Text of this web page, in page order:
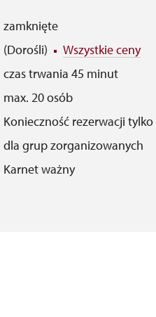
zamknięte
(Dorośli)
Wszystkie ceny
czas trwania 45 minut
max. 20 osób
Konieczność rezerwacji tylko
dla grup zorganizowanych
Karnet ważny